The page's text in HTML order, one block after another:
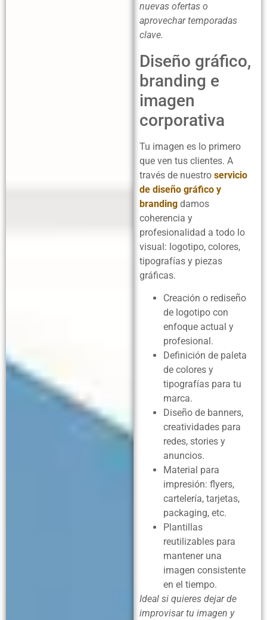
nuevas ofertas o
aprovechar temporadas
clave.
Diseño gráfico,
branding e
imagen
corporativa
Tu imagen es lo primero
que ven tus clientes. A
través de nuestro servicio
de diseño gráfico y
branding damos
coherencia y
profesionalidad a todo lo
visual: logotipo, colores,
tipografías y piezas
gráficas.
Creación o rediseño
de logotipo con
enfoque actual y
profesional.
Definición de paleta
de colores y
tipografías para tu
marca.
Diseño de banners,
creatividades para
redes, stories y
anuncios.
Material para
impresión: flyers,
cartelería, tarjetas,
packaging, etc.
Plantillas
reutilizables para
mantener una
imagen consistente
en el tiempo.
Ideal si quieres dejar de
improvisar tu imagen y